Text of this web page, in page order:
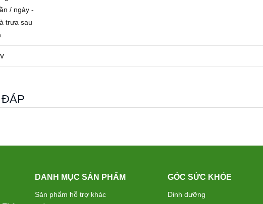
/ ngày -
trưa sau
ĐÁP
DANH MỤC SẢN PHẨM
Sản phẩm hỗ trợ khác
GÓC SỨC KHỎE
Dinh dưỡng